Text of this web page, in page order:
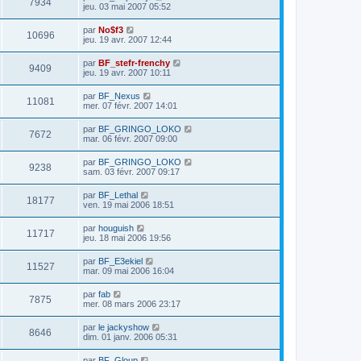
7934
jeu. 03 mai 2007 05:52
10696 par No$f3
jeu. 19 avr. 2007 12:44
9409 par BF_stefr-frenchy
jeu. 19 avr. 2007 10:11
11081 par BF_Nexus
mer. 07 févr. 2007 14:01
7672 par BF_GRINGO_LOKO
mar. 06 févr. 2007 09:00
9238 par BF_GRINGO_LOKO
sam. 03 févr. 2007 09:17
18177 par BF_Lethal
ven. 19 mai 2006 18:51
11717 par houguish
jeu. 18 mai 2006 19:56
11527 par BF_E3ekiel
mar. 09 mai 2006 16:04
7875 par fab
mer. 08 mars 2006 23:17
8646 par le jackyshow
dim. 01 janv. 2006 05:31